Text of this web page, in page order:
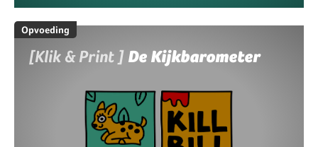
Opvoeding
[Klik & Print ] De Kijkbarometer